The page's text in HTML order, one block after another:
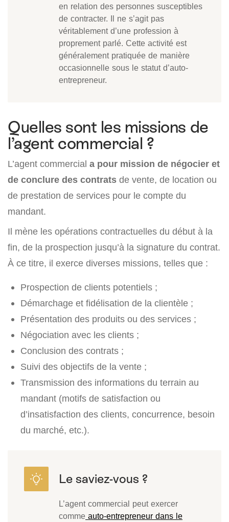
en relation des personnes susceptibles
de contracter. Il ne s’agit pas
véritablement d’une profession à
proprement parlé. Cette activité est
généralement pratiquée de manière
occasionnelle sous le statut d’auto-
entrepreneur.
Quelles sont les missions de
l’agent commercial ?
L’agent commercial a pour mission de négocier et
de conclure des contrats de vente, de location ou
de prestation de services pour le compte du
mandant.
Il mène les opérations contractuelles du début à la
fin, de la prospection jusqu’à la signature du contrat.
À ce titre, il exerce diverses missions, telles que :
Prospection de clients potentiels ;
Démarchage et fidélisation de la clientèle ;
Présentation des produits ou des services ;
Négociation avec les clients ;
Conclusion des contrats ;
Suivi des objectifs de la vente ;
Transmission des informations du terrain au
mandant (motifs de satisfaction ou
d’insatisfaction des clients, concurrence, besoin
du marché, etc.).
L’agent commercial peut exercer
comme auto-entrepreneur dans le